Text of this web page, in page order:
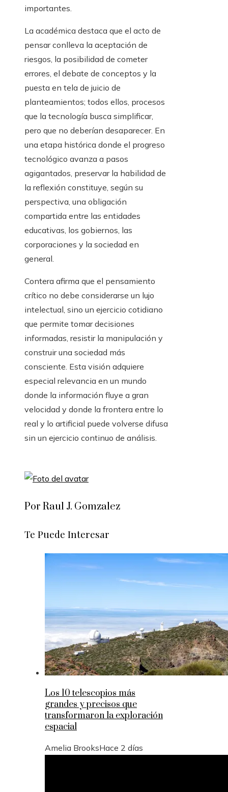
importantes.
La académica destaca que el acto de
pensar conlleva la aceptación de
riesgos, la posibilidad de cometer
errores, el debate de conceptos y la
puesta en tela de juicio de
planteamientos; todos ellos, procesos
que la tecnología busca simplificar,
pero que no deberían desaparecer. En
una etapa histórica donde el progreso
tecnológico avanza a pasos
agigantados, preservar la habilidad de
la reflexión constituye, según su
perspectiva, una obligación
compartida entre las entidades
educativas, los gobiernos, las
corporaciones y la sociedad en
general.
Contera afirma que el pensamiento
crítico no debe considerarse un lujo
intelectual, sino un ejercicio cotidiano
que permite tomar decisiones
informadas, resistir la manipulación y
construir una sociedad más
consciente. Esta visión adquiere
especial relevancia en un mundo
donde la información fluye a gran
velocidad y donde la frontera entre lo
real y lo artificial puede volverse difusa
sin un ejercicio continuo de análisis.
Por Raul J. Gomzalez
Te Puede Interesar
Los 10 telescopios más
grandes y precisos que
transformaron la exploración
espacial
Amelia BrooksHace 2 días